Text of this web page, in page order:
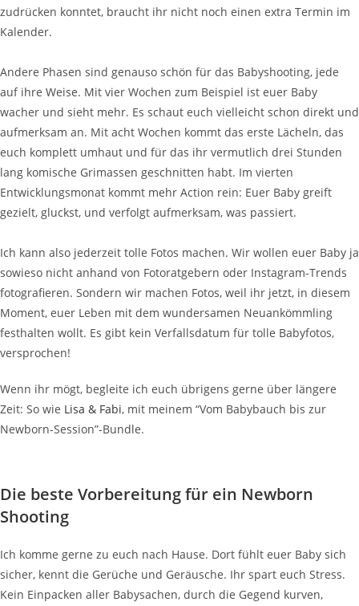
zudrücken konntet, braucht ihr nicht noch einen extra Termin im
Kalender.
Andere Phasen sind genauso schön für das Babyshooting, jede
auf ihre Weise. Mit vier Wochen zum Beispiel ist euer Baby
wacher und sieht mehr. Es schaut euch vielleicht schon direkt und
aufmerksam an. Mit acht Wochen kommt das erste Lächeln, das
euch komplett umhaut und für das ihr vermutlich drei Stunden
lang komische Grimassen geschnitten habt. Im vierten
Entwicklungsmonat kommt mehr Action rein: Euer Baby greift
gezielt, gluckst, und verfolgt aufmerksam, was passiert.
Ich kann also jederzeit tolle Fotos machen. Wir wollen euer Baby ja
sowieso nicht anhand von Fotoratgebern oder Instagram-Trends
fotografieren. Sondern wir machen Fotos, weil ihr jetzt, in diesem
Moment, euer Leben mit dem wundersamen Neuankömmling
festhalten wollt. Es gibt kein Verfallsdatum für tolle Babyfotos,
versprochen!
Wenn ihr mögt, begleite ich euch übrigens gerne über längere
Zeit: So wie Lisa & Fabi, mit meinem “Vom Babybauch bis zur
Newborn-Session”-Bundle.
Die beste Vorbereitung für ein Newborn
Shooting
Ich komme gerne zu euch nach Hause. Dort fühlt euer Baby sich
sicher, kennt die Gerüche und Geräusche. Ihr spart euch Stress.
Kein Einpacken aller Babysachen, durch die Gegend kurven,